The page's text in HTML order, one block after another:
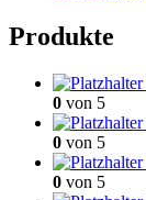
Produkte
0 von 5
0 von 5
0 von 5